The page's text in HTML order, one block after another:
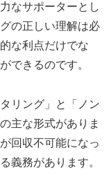
なサポーターとし
の正しい理解は必
な利点だけでな
できるのです。
リング」と「ノン
主な形式がありま
回収不可能になっ
義務があります。